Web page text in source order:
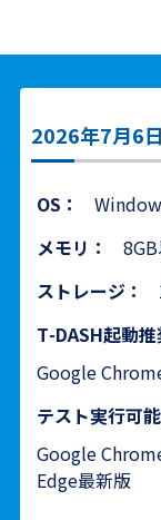
2026年7月6
OS：
メモリ：
ストレージ：
T-DASH起動推
Google
テスト実行可
Google
Edge最新版